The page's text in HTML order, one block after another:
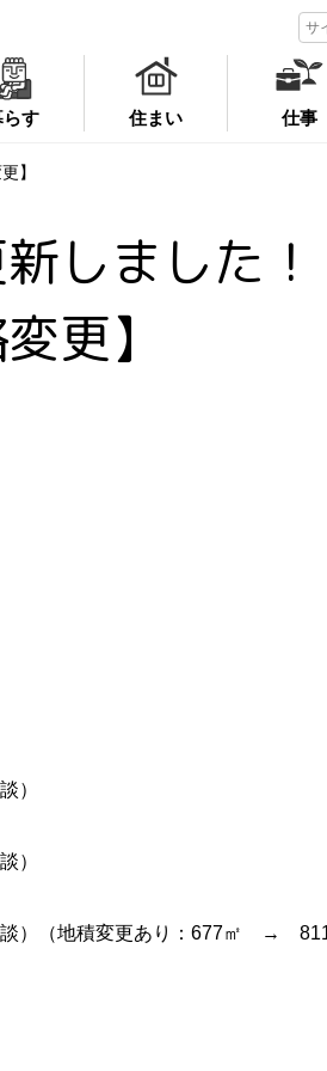
らす 住まい 仕事
】
新しました
更】
）
）
地積変更あり：677㎡ →